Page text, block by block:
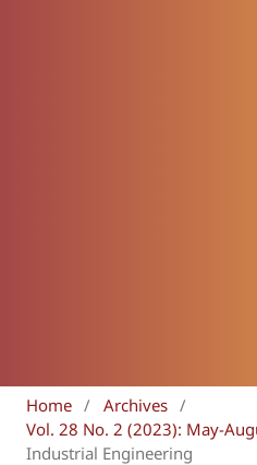
Home / Archives /
Vol. 28 No. 2 (2023): May-
Industrial Engineering